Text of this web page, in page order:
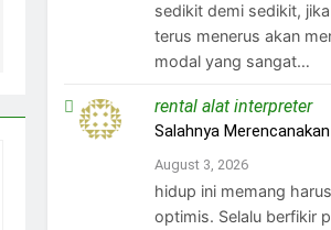
sedikit demi sedikit,
terus menerus akan
modal yang sangat…
rental alat interpreteron
Salahnya
August 3, 2026
hidup ini memang
optimis. Selalu berfikir